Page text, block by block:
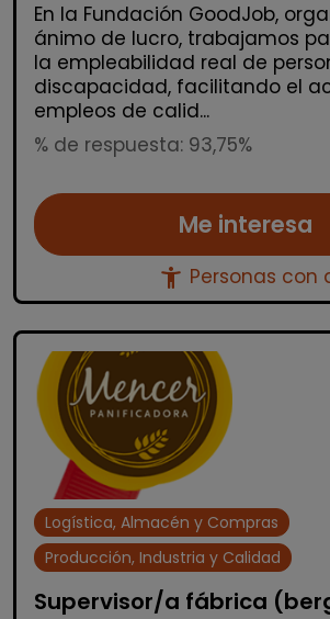
En la Fundación GoodJob,
ánimo de lucro, trabajamos
la empleabilidad real de
discapacidad, facilitando el
empleos de calid...
% de respuesta: 93,75%
Me interesa
accessibility_new Personas
Logística, Almacén y Compras
Producción, Industria y Calidad
Supervisor/a fábrica